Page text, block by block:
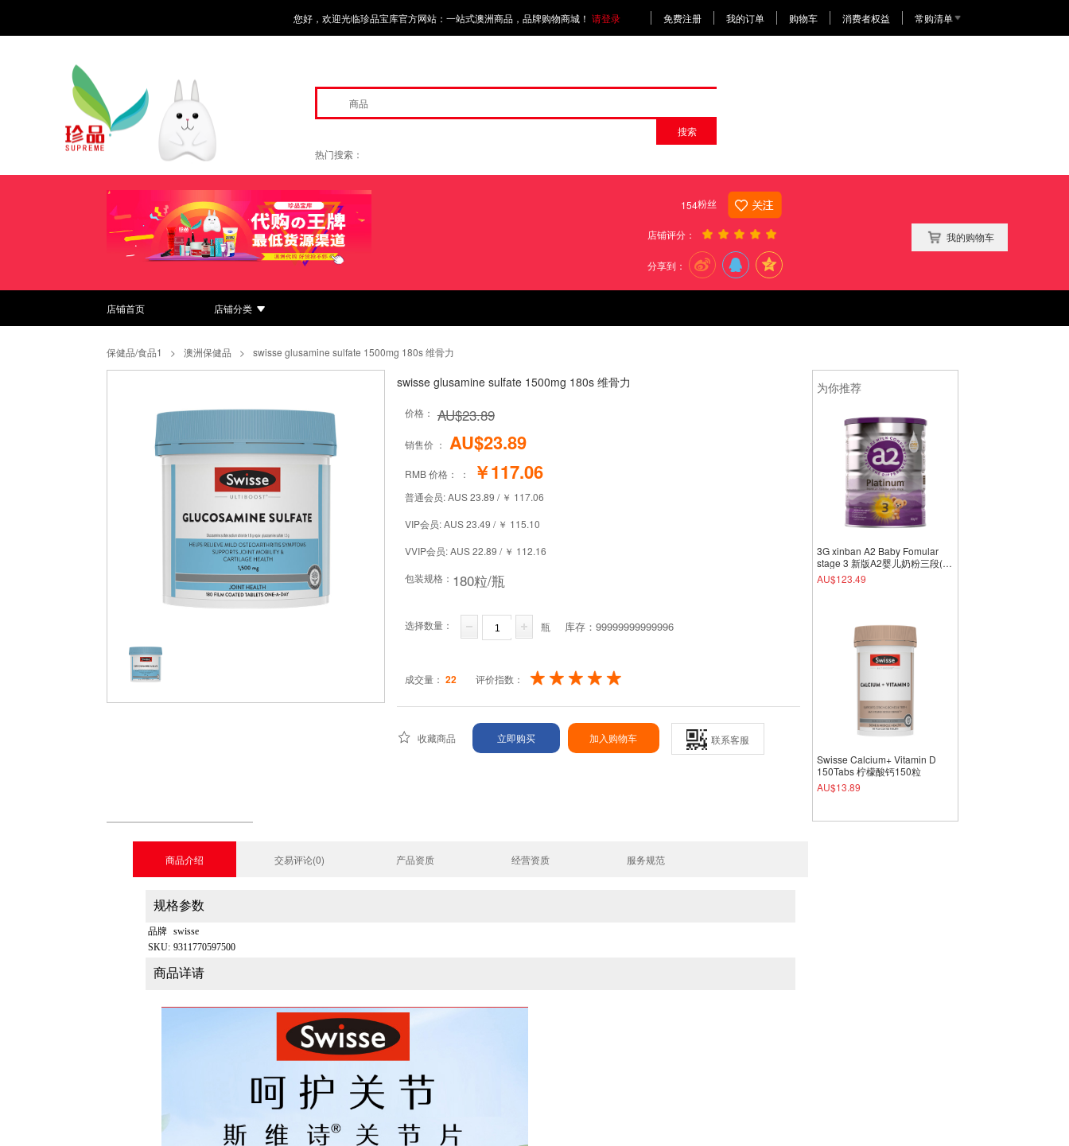
免费注册 我的订单 购物车 消费者权益 常购清单
您好，欢迎光临珍品宝库官方网站：一站式澳洲商品，品牌购物商城！ 请登录
商品
搜索
热门搜索：
我的购物车
154粉丝
店铺评分：
分享到：
店铺首页 店铺分类
保健品/食品1 > 澳洲保健品 > swisse glusamine sulfate 1500mg 180s 维骨力
swisse glusamine sulfate 1500mg 180s 维骨力
价格： AU$23.89
销售价 ： AU$23.89
RMB 价格： ： ￥117.06
普通会员:AUS23.89 / ￥ 117.06
VIP会员:AUS23.49 / ￥ 115.10
VVIP会员:AUS22.89 / ￥ 112.16
包装规格： 180粒/瓶
选择数量： 瓶 库存： 99999999999996
成交量： 22 评价指数：
收藏商品 立即购买 加入购物车 联系客服
为你推荐
3G xinban A2 Baby Fomular
stage 3 新版A2婴儿奶粉三段(3
罐包邮)
AU$123.49
Swisse Calcium+ Vitamin D
150Tabs 柠檬酸钙150粒
AU$13.89
商品介绍 交易评论(0) 产品资质 经营资质 服务规范